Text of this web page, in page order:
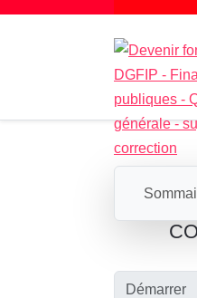
Démarrer